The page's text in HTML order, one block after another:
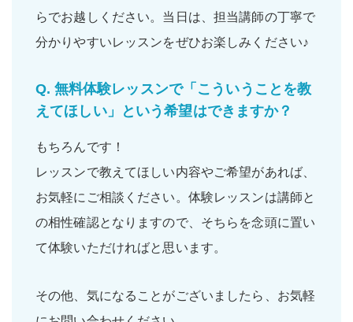
らでお越しください。当日は、担当講師の丁寧で
分かりやすいレッスンをぜひお楽しみください♪
Q. 無料体験レッスンで「こういうことを教
えてほしい」という希望はできますか？
もちろんです！
レッスンで教えてほしい内容やご希望があれば、
お気軽にご相談ください。体験レッスンは講師と
の相性確認となりますので、そちらを念頭に置い
て体験いただければと思います。
その他、気になることがございましたら、お気軽